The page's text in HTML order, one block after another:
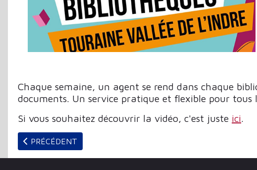
Chaque semaine, un agent se rend dans chaque
documents. Un service pratique et flexible pour tous
Si vous souhaitez découvrir la vidéo, c'est juste ici.
ARTICLE PRÉCÉDENT : BIBLIS EN FOLIE : PREMIÈRE ÉDITION
PRÉCÉDENT